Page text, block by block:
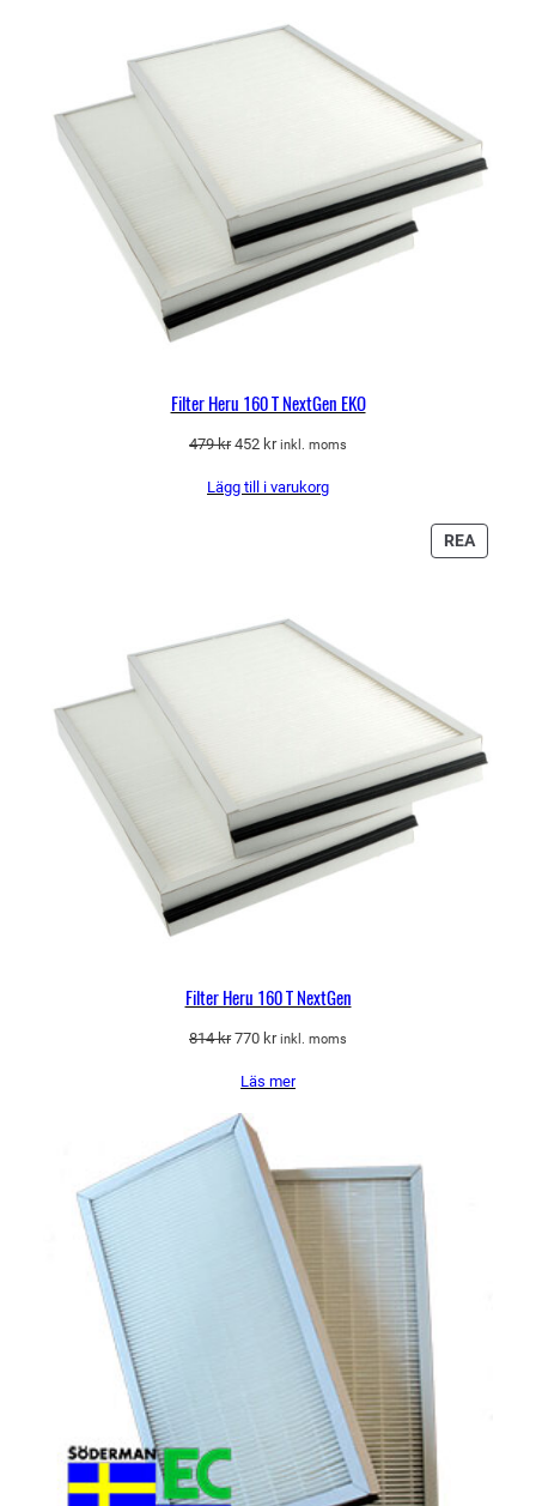
Filter Heru 160 T NextGen EKO
479kr Det
priset
452 krDet
priset
inkl. moms
Lägg till i varukorg
REA
PÅ
Filter Heru 160 T NextGen
814kr Det
priset
814 kr.
770 krDet
priset
inkl. moms
Läs mer